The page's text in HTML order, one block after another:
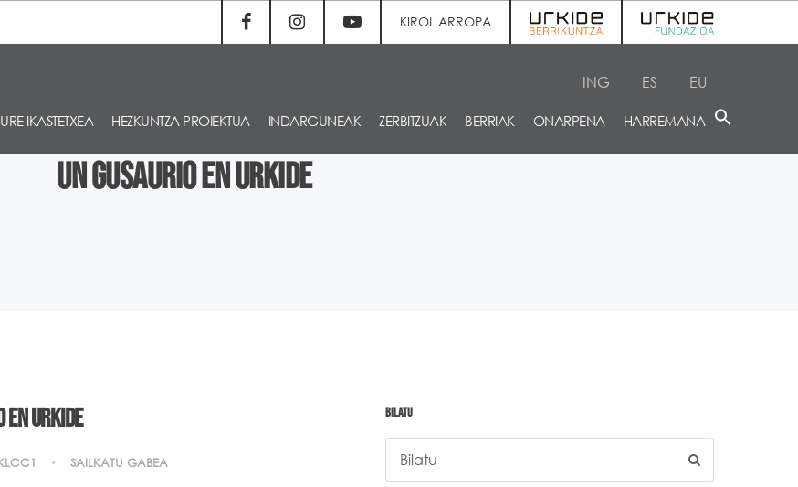
KIROL ARROPA
ING ES EU
IKASTETXEA HEZKUNTZA PROIEKTUA INDARGUNEAK ZERBITZUAK BERRIAK ONARPENA HARREMANA
Un gusaurio en Urkide
en Urkide
SAILKATU GABEA
BILATU